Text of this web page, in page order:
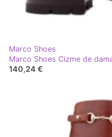
Marco Shoes
Marco Shoes Cizme de
140,24 €